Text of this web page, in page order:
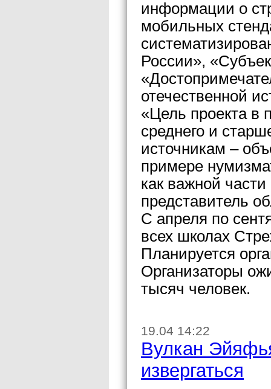
информации о
мобильных
России»,
отечественной
«Цель проекта в
среднего и
источникам –
примере
как важной
представитель
С апреля по
всех школах
Планируется
Организаторы
тысяч человек.
19.04 14:22
Вулкан
извергаться